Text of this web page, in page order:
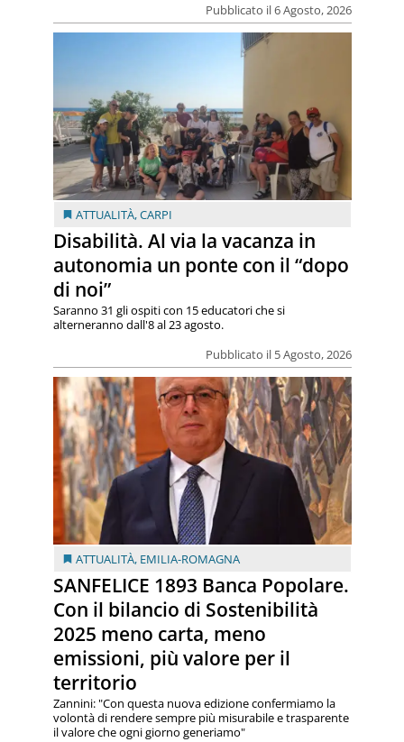
Pubblicato il 6 Agosto, 2026
ATTUALITÀ,CARPI
Disabilità. Al via la vacanza in
autonomia un ponte con il “dopo
di noi”
Pubblicato il 5 Agosto, 2026
Saranno 31 gli ospiti con 15 educatori che si
alterneranno dall'8 al 23 agosto.
ATTUALITÀ, EMILIA-ROMAGNA
SANFELICE 1893 Banca Popolare.
Con il bilancio di Sostenibilità
2025 meno carta, meno
emissioni, più valore per il
territorio
Zannini: "Con questa nuova edizione confermiamo la
volontà di rendere sempre più misurabile e trasparente
il valore che ogni giorno generiamo"